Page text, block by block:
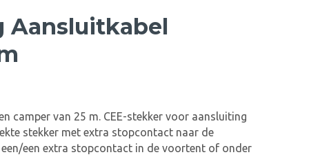
Aansluitkabel
camper van 25 m. CEE-stekker voor aansluiting
stekker met extra stopcontact naar de
een extra stopcontact in de voortent of onder